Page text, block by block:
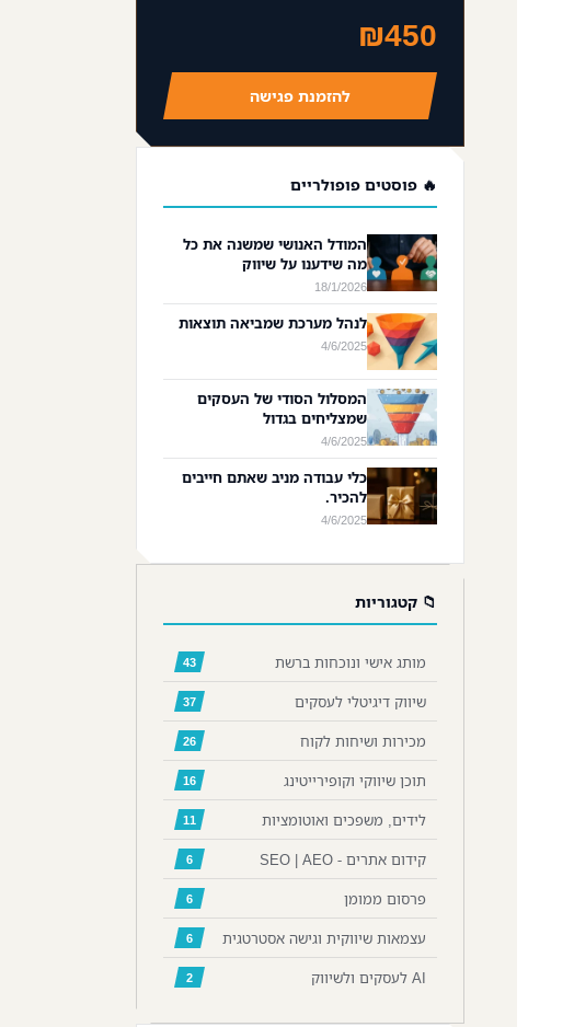
₪450
להזמנת פגישה
🔥 פוסטים פופולריים
המודל האנושי שמשנה את כל
מה שידענו על שיווק
18/1/2026
לנהל מערכת שמביאה תוצאות
4/6/2025
המסלול הסודי של העסקים
שמצליחים בגדול
4/6/2025
כלי עבודה מניב שאתם חייבים
להכיר.
4/6/2025
📁 קטגוריות
מותג אישי ונוכחות ברשת 43
שיווק דיגיטלי לעסקים 37
מכירות ושיחות לקוח 26
תוכן שיווקי וקופירייטינג 16
לידים, משפכים ואוטומציות 11
קידום אתרים - SEO | AEO 6
פרסום ממומן 6
עצמאות שיווקית וגישה אסטרטגית 6
AI לעסקים ולשיווק 2